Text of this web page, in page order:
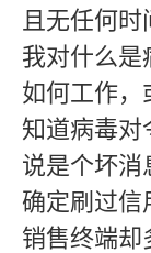
且无任何时
我对什么是
如何工作，
知道病毒对
说是个坏消
确定刷过信
销售终端却